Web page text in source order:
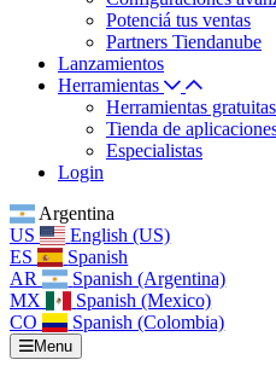
Potenciá tus ventas
Partners Tiendanube
Lanzamientos
Herramientas
Herramientas gratuitas
Tienda de
Especialistas
Login
Argentina
US
English (US)
ES
Spanish
AR
Spanish (Argentina)
MX
Spanish (Mexico)
CO
Spanish (Colombia)
Menu